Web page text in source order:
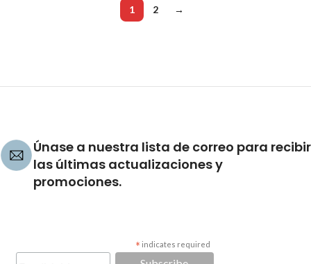
1 2 →
Únase a nuestra lista de correo para recibir
las últimas actualizaciones y
promociones.
* indicates required